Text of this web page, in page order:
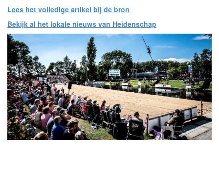
Lees het volledige artikel bij de bron
Bekijk al het lokale nieuws van Heidenschap